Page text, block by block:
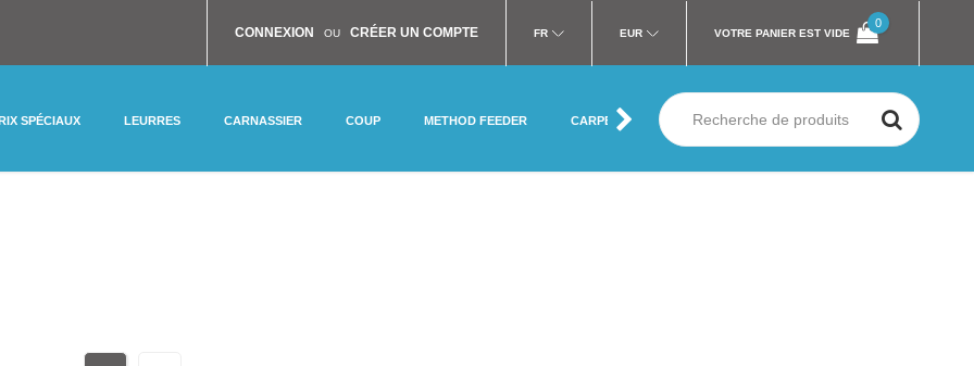
CONNEXION OU CRÉER UN COMPTE FR EUR VOTRE PANIER EST VIDE
0
SPÉCIAUX LEURRES CARNASSIER COUP METHOD FEEDER CARPE MER SILURE MOUCHE